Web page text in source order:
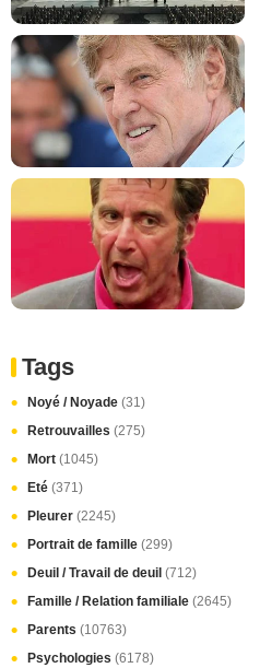
Tags
Noyé / Noyade (31)
Retrouvailles (275)
Mort (1045)
Eté (371)
Pleurer (2245)
Portrait de famille (299)
Deuil / Travail de deuil (712)
Famille / Relation familiale (2645)
Parents (10763)
Psychologies (6178)